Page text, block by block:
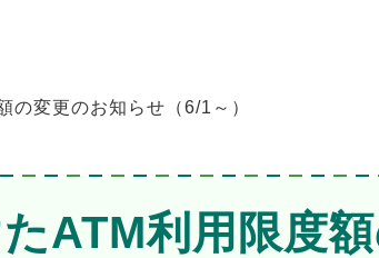
の変更のお知らせ（6/1～）
ATM利用限度